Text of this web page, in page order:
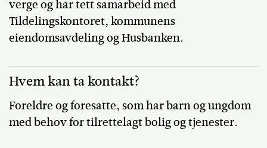
verge og har tett samarbeid med
Tildelingskontoret, kommunens
eiendomsavdeling og Husbanken.
Hvem kan ta kontakt?
Foreldre og foresatte, som har barn og ungdom
med behov for tilrettelagt bolig og tjenester.